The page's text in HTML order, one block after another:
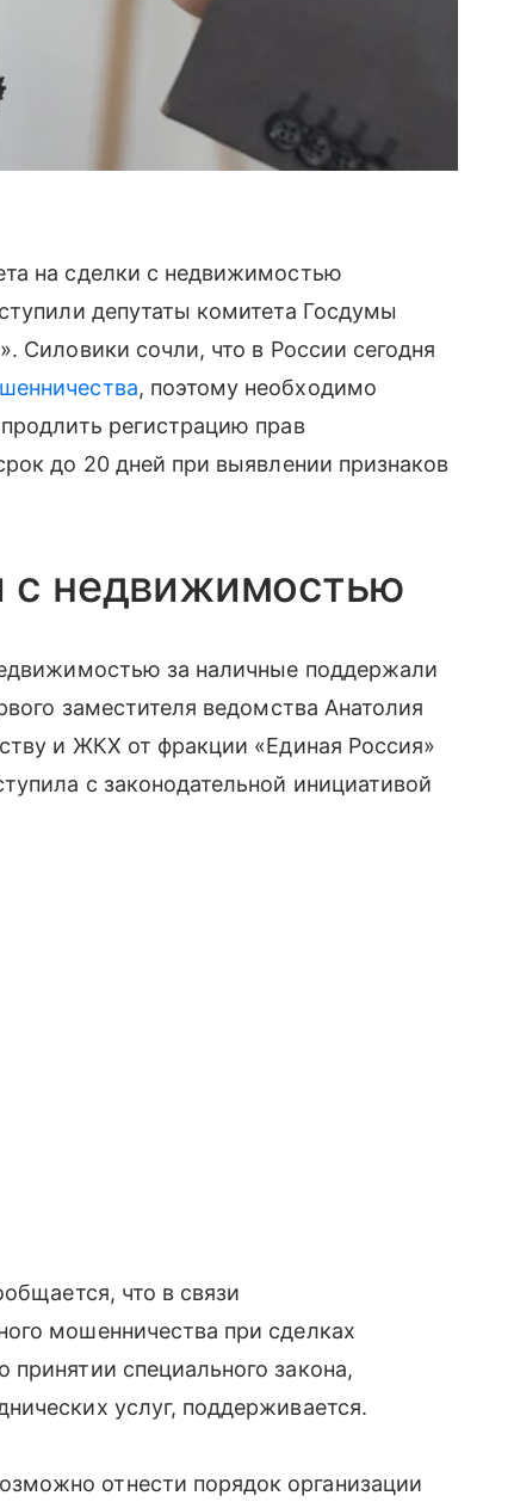
на сделки с недвижимостью
депутаты комитета Госдумы
Силовики сочли, что в России сегодня
, поэтому необходимо
регистрацию прав
до 20 дней при выявлении признаков
с недвижимостью
за наличные поддержали
заместителя ведомства Анатолия
и ЖКХ от фракции «Единая Россия»
с законодательной инициативой
что в связи
мошенничества при сделках
специального закона,
услуг, поддерживается.
отнести порядок организации